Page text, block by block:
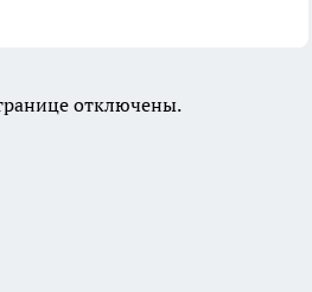
отключены.